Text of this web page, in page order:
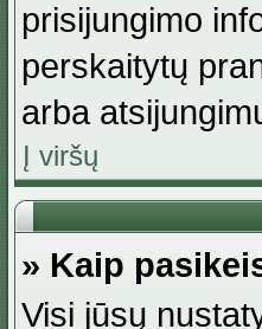
prisijungimo
perskaitytų
arba
Į viršų
» Kaip
Visi jūsų